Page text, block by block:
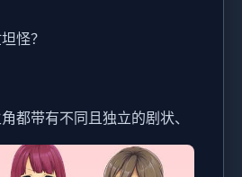
怪？
都带有不同且独立的剧状、